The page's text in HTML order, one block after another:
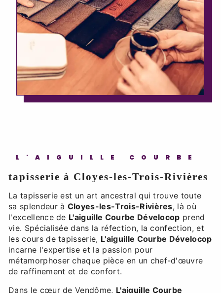
L'AIGUILLE COURBE
tapisserie à Cloyes-les-Trois-Rivières
La tapisserie est un art ancestral qui trouve toute
sa splendeur à Cloyes-les-Trois-Rivières, là où
l'excellence de L'aiguille Courbe Dévelocop prend
vie. Spécialisée dans la réfection, la confection, et
les cours de tapisserie, L'aiguille Courbe Dévelocop
incarne l'expertise et la passion pour
métamorphoser chaque pièce en un chef-d'œuvre
de raffinement et de confort.
Dans le cœur de Vendôme, L'aiguille Courbe